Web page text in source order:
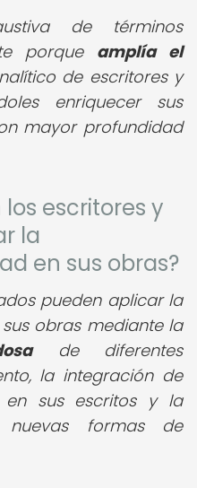
de términos
porque amplía el
de escritores y
enriquecer sus
mayor profundidad
escritores y
la
en sus obras?
pueden aplicar la
obras mediante la
de diferentes
la integración de
en sus escritos y la
nuevas formas de